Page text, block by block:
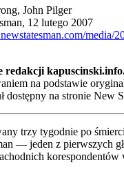
John Pilger
12 lutego 2007
media/
redakcji
na podstawie
dostępny na stronie New
trzy tygodnie po
— jeden z pierwszych
korespondentów